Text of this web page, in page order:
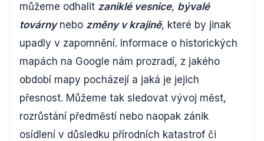
můžeme odhalit zaniklé vesnice, bývalé
továrnynebo změny v krajině, které by jinak
upadly v zapomnění. Informace o historických
mapách na Google nám prozradí, z jakého
období mapy pocházejí a jaká je jejich
přesnost. Můžeme tak sledovat vývoj měst,
rozrůstání předměstí nebo naopak zánik
osídlení v důsledku přírodních katastrof či